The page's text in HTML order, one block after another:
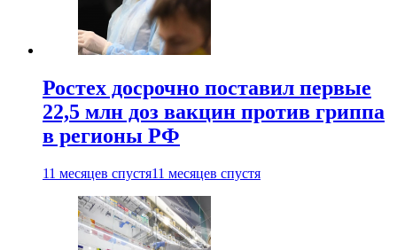
Ростех досрочно поставил первые
22,5 млн доз вакцин против гриппа
в регионы РФ
11 месяцев спустя11 месяцев спустя